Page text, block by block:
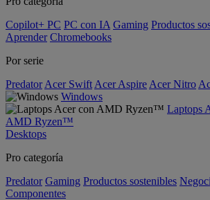
Copilot+ PC PC con IA Gaming Productos
Aprender Chromebooks
Por serie
Predator Acer Swift Acer Aspire Acer Nitro
Windows
Laptops
AMD Ryzen™
Desktops
Pro categoría
Predator Gaming Productos sostenibles
Componentes